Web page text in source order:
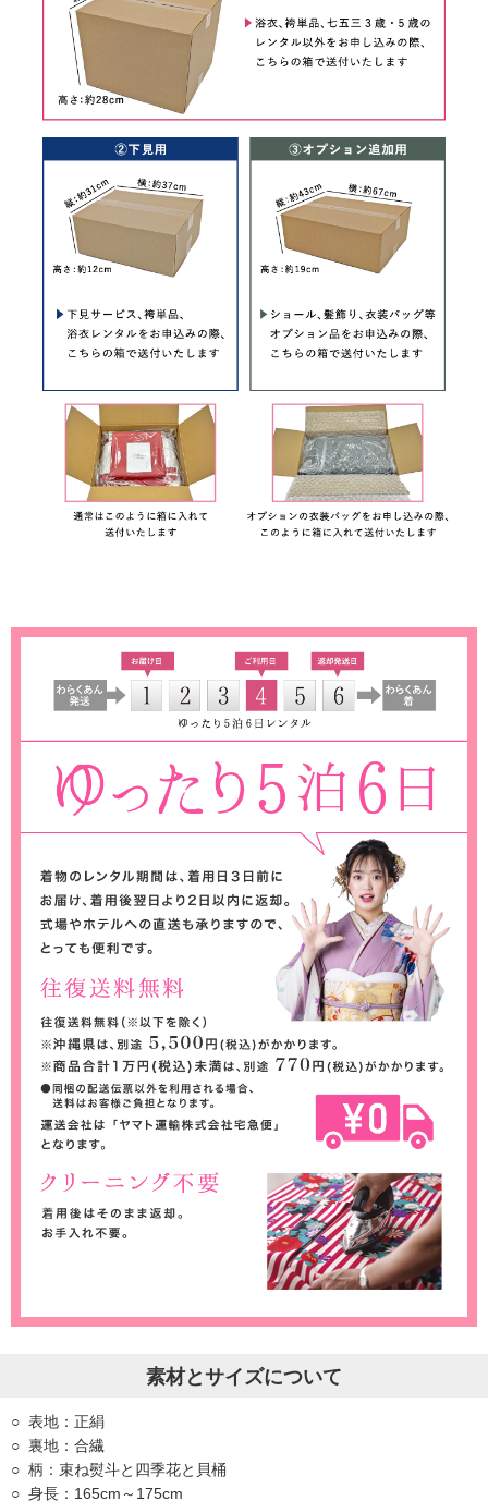
素材とサイズについて
表地：正絹
裏地：合繊
柄：束ね熨斗と四季花と貝桶
身長：165cm～175cm